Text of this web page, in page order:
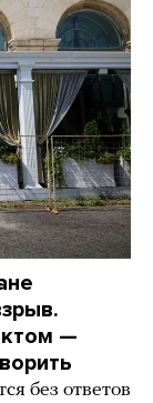
—
без ответов